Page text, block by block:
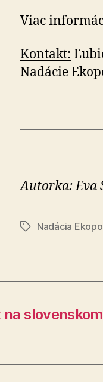
Viac
Kontakt:
Nadácie
Autorka: Eva
ZnačkyNadácia